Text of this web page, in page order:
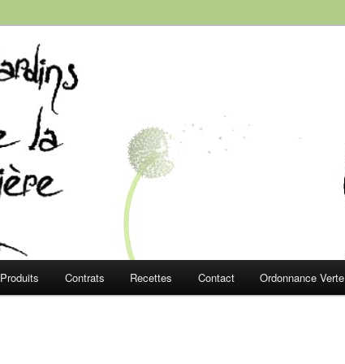
la Roussière
Produits Contrats Recettes Contact Ordonnance Verte